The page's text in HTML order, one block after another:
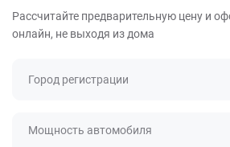
Рассчитайте предварительную цену и
онлайн, не выходя из дома
Город регистрации
Мощность автомобиля